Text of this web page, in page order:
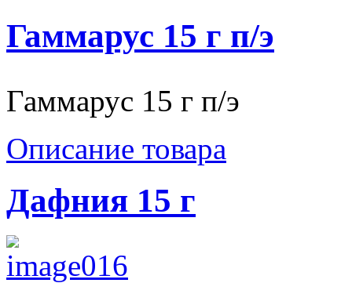
Гаммарус 15 г п/э
Гаммарус 15 г п/э
Описание товара
Дафния 15 г